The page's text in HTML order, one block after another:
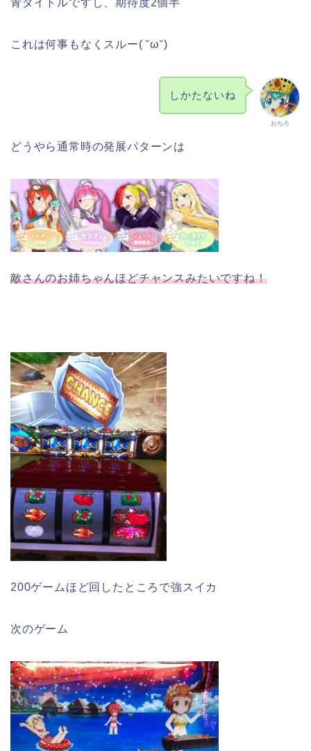
青タイトルですし、期待度2個半
これは何事もなくスルー( ˘ω˘)
おちろ
しかたないね
どうやら通常時の発展パターンは
敵さんのお姉ちゃんほどチャンスみたいですね！
200ゲームほど回したところで強スイカ
次のゲーム